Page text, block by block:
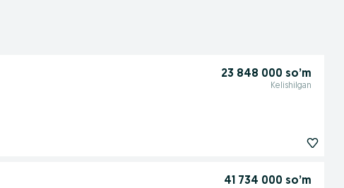
23 848 000 so’m
Kelishilgan
41 734 000 so’m